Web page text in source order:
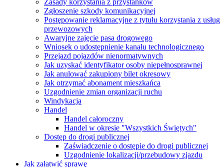
Zgłoszenie szkody komunikacyjnej
Postępowanie reklamacyjne z tytułu korzystania z usług
przewozowych
Awaryjne zajęcie pasa drogowego
Wniosek o udostępnienie kanału technologicznego
Przejazd pojazdów nienormatywnych
Jak uzyskać identyfikator osoby niepełnosprawnej
Jak anulować zakupiony bilet okresowy
Jak otrzymać abonament mieszkańca
Uzgodnienie zmian organizacji ruchu
Windykacja
Handel
Handel całoroczny
Handel w okresie "Wszystkich Świętych"
Dostęp do drogi publicznej
Zaświadczenie o dostępie do drogi publicznej
Uzgodnienie lokalizacji/przebudowy zjazdu
Jak załatwić sprawę